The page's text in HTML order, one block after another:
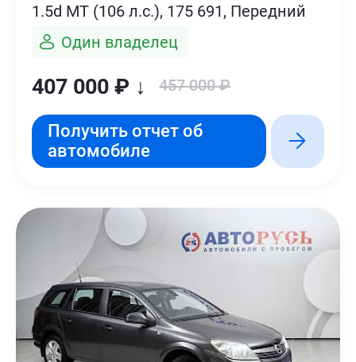
1.5d MT (106 л.с.), 175 691, Передний
Один владелец
407 000 ₽ ↓ 457 000 ₽
Получить отчет об
автомобиле